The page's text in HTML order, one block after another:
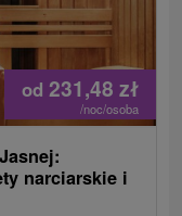
od 231,48 zł
/noc/osoba
narciarskie i